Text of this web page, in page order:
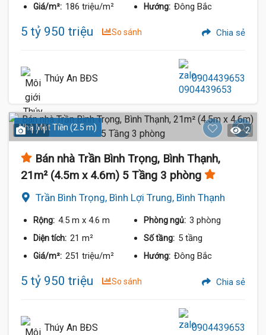
Giá/m²: 186 triệu/m² Hướng: Đông Bắc
5 tỷ 950 triệu So sánh Chia sẻ
Thúy An BĐS 0904439653
Nhà Mặt Tiền (2.5 m)
1 / 1 2
Bán nhà Trần Bình Trọng, Bình Thạnh,
21m² (4.5m x 4.6m) 5 Tầng 3 phòng
Trần Bình Trọng, Bình Lợi Trung, Bình Thạnh
Rộng: 4.5 m x 4.6 m Phòng ngủ: 3 phòng
Diện tích: 21 m² Số tầng: 5 tầng
Giá/m²: 251 triệu/m² Hướng: Đông Bắc
5 tỷ 950 triệu So sánh Chia sẻ
Thúy An BĐS 0904439653